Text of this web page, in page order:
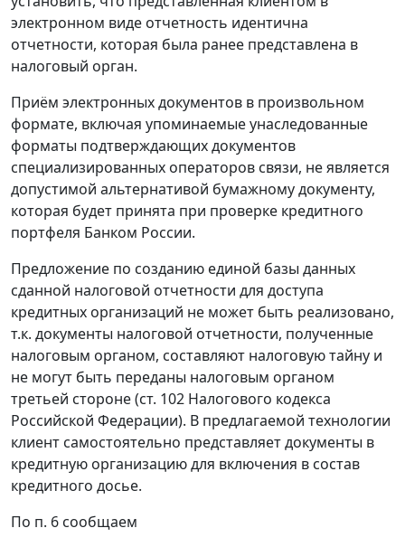
электронном виде отчетность идентична
отчетности, которая была ранее представлена в
налоговый орган.
Приём электронных документов в произвольном
формате, включая упоминаемые унаследованные
форматы подтверждающих документов
специализированных операторов связи, не является
допустимой альтернативой бумажному документу,
которая будет принята при проверке кредитного
портфеля Банком России.
Предложение по созданию единой базы данных
сданной налоговой отчетности для доступа
кредитных организаций не может быть реализовано,
т.к. документы налоговой отчетности, полученные
налоговым органом, составляют налоговую тайну и
не могут быть переданы налоговым органом
третьей стороне (ст. 102 Налогового кодекса
Российской Федерации). В предлагаемой технологии
клиент самостоятельно представляет документы в
кредитную организацию для включения в состав
кредитного досье.
По п. 6 сообщаем